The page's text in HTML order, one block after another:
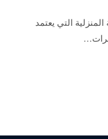
التي يعتمد